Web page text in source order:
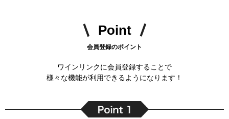
Point
会員登録のポイント
ワインリンクに会員登録することで
様々な機能が利用できるようになります！